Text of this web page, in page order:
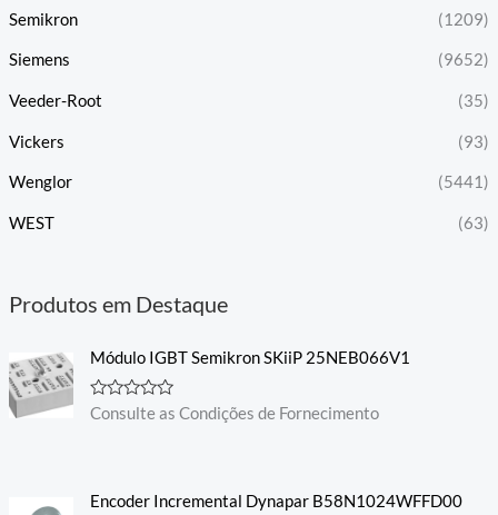
Semikron (1209)
Siemens (9652)
Veeder-Root (35)
Vickers (93)
Wenglor (5441)
WEST (63)
Produtos em Destaque
Módulo IGBT Semikron SKiiP 25NEB066V1
A
ç
Consulte as Condições de Fornecimento
Encoder Incremental Dynapar B58N1024WFFD00